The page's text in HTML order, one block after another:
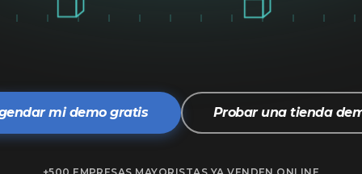
mi demo gratis Probar una tienda